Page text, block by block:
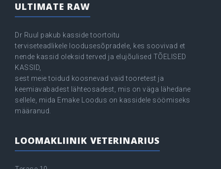
ULTIMATE RAW
Dr Ruul pakub kasside toortoitu
terviseteadlikele loodusesõpradele, kes soovivad et
nende kassid oleksid terved ja elujõulised TÕELISED
KASSID,
sest meie toidud koosnevad vaid tooretest ja
keemiavabadest lähteosadest, mis on väga lähedane
sellele, mida Emake Loodus on kassidele söömiseks
määranud.
LOOMAKLIINIK VETERINARIUS